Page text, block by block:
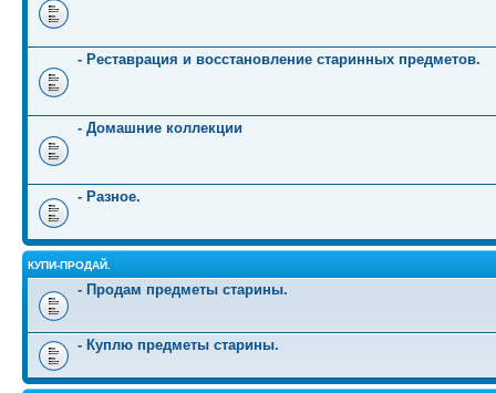
- Реставрация и восстановление старинных предметов.
- Домашние коллекции
- Разное.
КУПИ-ПРОДАЙ.
- Продам предметы старины.
- Куплю предметы старины.